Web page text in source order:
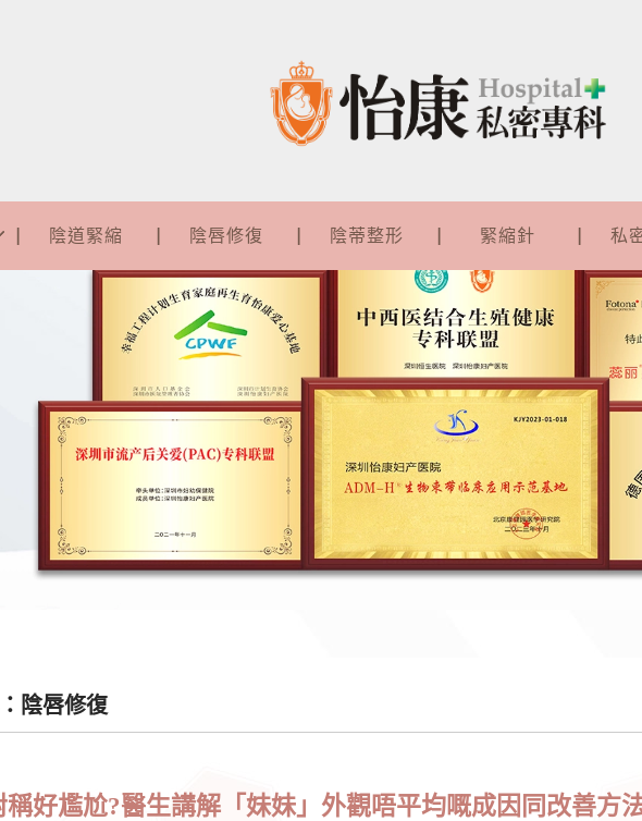
陰道緊縮 陰唇修復 陰蒂整形 緊縮針 私
陰唇修復
稱好尷尬?醫生講解「妹妹」外觀唔平均嘅成因同改善方